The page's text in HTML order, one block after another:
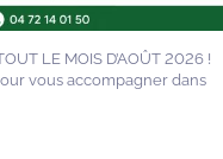
LE MOIS D’AOÛT 2026 !
vous accompagner dans